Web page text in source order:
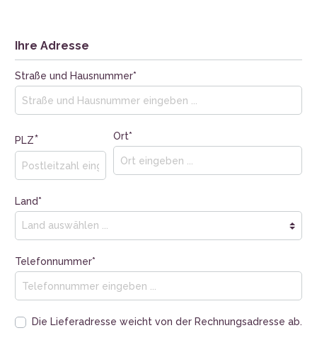
Ihre Adresse
Straße und Hausnummer*
PLZ* Ort*
Land*
Telefonnummer*
Die Lieferadresse weicht von der Rechnungsadresse ab.